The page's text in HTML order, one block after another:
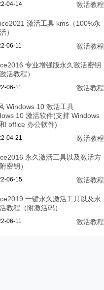
04-14 激活教程
激活工具 kms（100%永
）
06-11 激活教程
专业增强版永久激活密钥
激活教程）
06-11 激活教程
Windows 10 激活工具
10 激活软件(支持 Windows
office 办公软件)
04-21 激活教程
永久激活工具以及激活方
密钥）
06-15 激活教程
一键永久激活工具以及永
教程（附激活码）
06-11 激活教程